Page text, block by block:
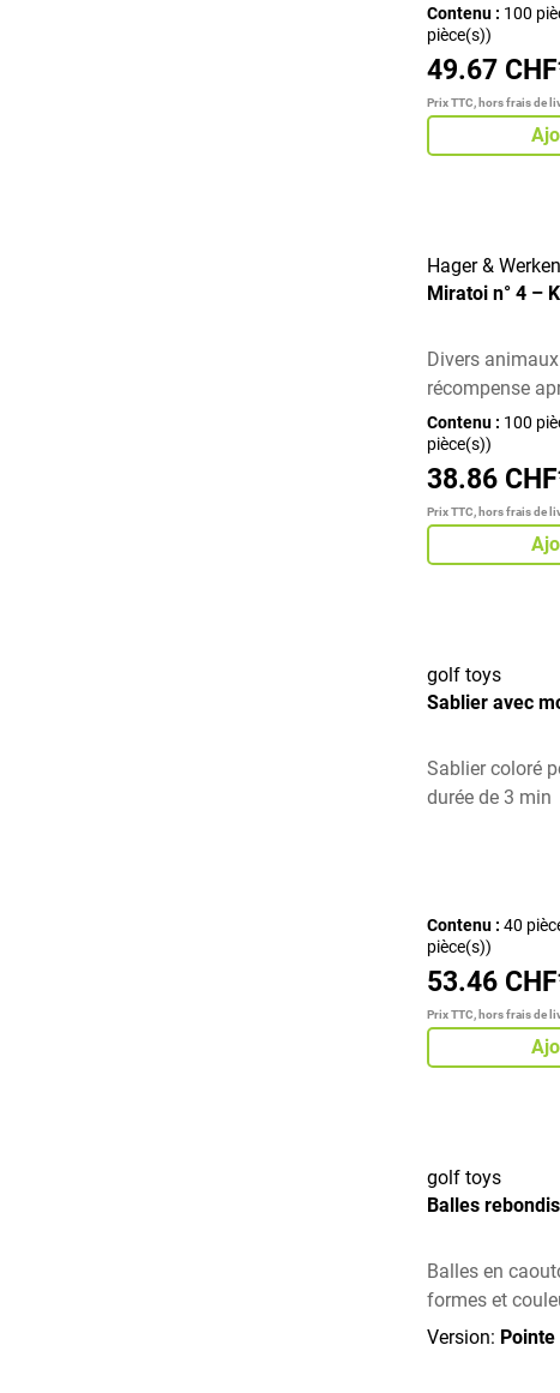
Contenu : 100
pièce(s))
49.67
Prix TTC, hors frais de
Hager & Werken
Miratoi n° 4 –
Divers
récompense
Contenu : 100
pièce(s))
38.86
Prix TTC, hors frais de
golf toys
Sablier avec
Sablier coloré
durée de 3 min
Contenu : 40
pièce(s))
53.46
Prix TTC, hors frais de
golf toys
Balles
Balles en
formes et
Version: Pointe